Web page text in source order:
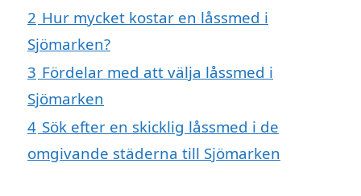
2 Hur mycket kostar en låssmed i
Sjömarken?
3 Fördelar med att välja låssmed i
Sjömarken
4 Sök efter en skicklig låssmed i de
omgivande städerna till Sjömarken